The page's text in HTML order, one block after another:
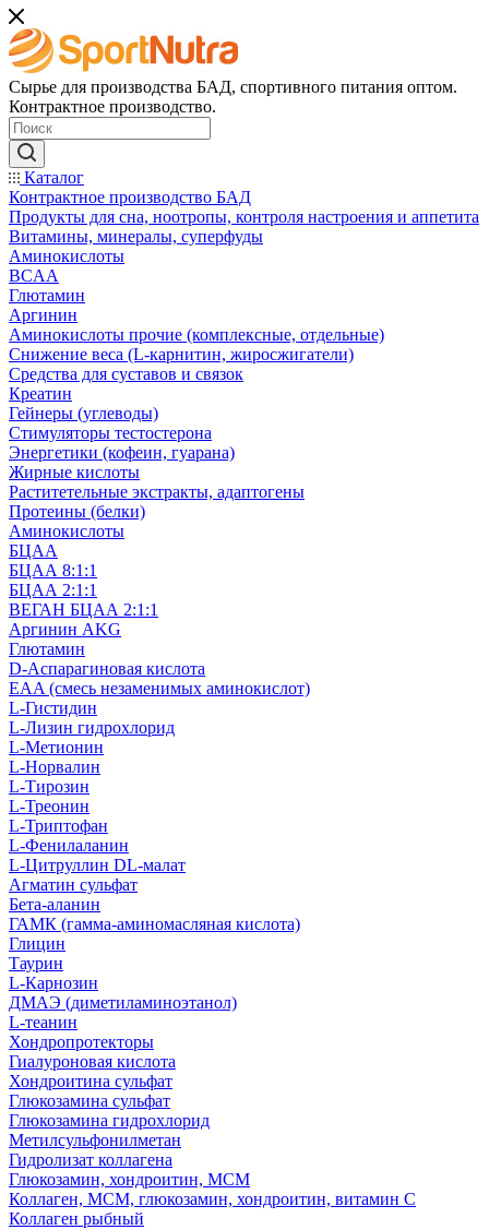
Сырье для производства БАД, спортивного питания оптом.
Контрактное производство.
Каталог
Контрактное производство БАД
Продукты для сна, ноотропы, контроля настроения и аппетита
Витамины, минералы, суперфуды
Аминокислоты
BCAA
Глютамин
Аргинин
Аминокислоты прочие (комплексные, отдельные)
Снижение веса (L-карнитин, жиросжигатели)
Средства для суставов и связок
Креатин
Гейнеры (углеводы)
Стимуляторы тестостерона
Энергетики (кофеин, гуарана)
Жирные кислоты
Раститетельные экстракты, адаптогены
Протеины (белки)
Аминокислоты
БЦАА
БЦАА 8:1:1
БЦАА 2:1:1
ВЕГАН БЦАА 2:1:1
Аргинин AKG
Глютамин
D-Аспарагиновая кислота
EAA (смесь незаменимых аминокислот)
L-Гистидин
L-Лизин гидрохлорид
L-Метионин
L-Норвалин
L-Тирозин
L-Треонин
L-Триптофан
L-Фенилаланин
L-Цитруллин DL-малат
Агматин cульфат
Бета-аланин
ГАМК (гамма-аминомасляная кислота)
Глицин
Таурин
L-Карнозин
ДМАЭ (диметиламиноэтанол)
L-теанин
Хондропротекторы
Гиалуроновая кислота
Хондроитина сульфат
Глюкозамина сульфат
Глюкозамина гидрохлорид
Метилсульфонилметан
Гидролизат коллагена
Глюкозамин, хондроитин, МСМ
Коллаген, МСМ, глюкозамин, хондроитин, витамин С
Коллаген рыбный